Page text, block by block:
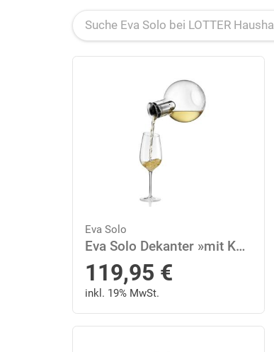
Eva Solo
Eva Solo Dekanter »mit Kühlelement Glas Transparent 0.75 L«
119,95 €
inkl. 19% MwSt.